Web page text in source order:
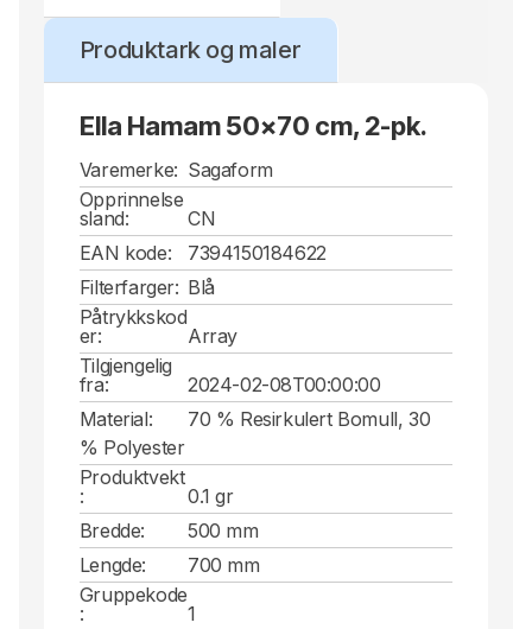
Produktark og maler
Ella Hamam 50x70 cm, 2-pk.
Varemerke: Sagaform
Opprinnelse
sland:
CN
EAN kode:
7394150184622
Filterfarger: Blå
Påtrykkskod
er:
Array
Tilgjengelig
fra:
2024-02-08T00:00:00
Material:
70 % Resirkulert Bomull, 30
% Polyester
Produktvekt
:
0.1 gr
Bredde:
500 mm
Lengde:
700 mm
Gruppekode
:
1